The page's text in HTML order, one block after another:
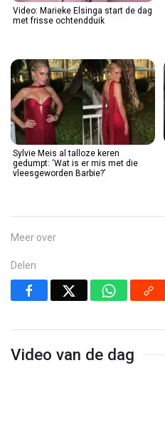
Video: Marieke Elsinga start de dag
met frisse ochtendduik
Sylvie Meis al talloze keren
gedumpt: ‘Wat is er mis met die
vleesgeworden Barbie?’
Meer over
Delen
Video van de dag